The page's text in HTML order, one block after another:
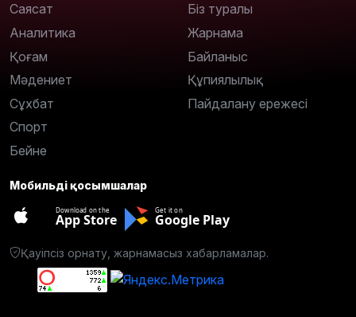
Саясат
Аналитика
Қоғам
Мәдениет
Сұхбат
Спорт
Бейне
Біз туралы
Жарнама
Байланыс
Құпиялылық
Пайдалану ережесі
Мобильді қосымшалар
Download on the
App Store
Get it on
Google Play
Қауіпсіз орнату, жарнамасыз хабарламалар.